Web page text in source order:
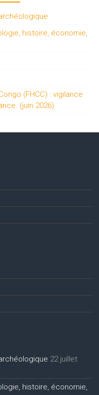
histoire, économie,
(FHCC) : vigilance
(juin 2026)
22 juillet
histoire, économie,